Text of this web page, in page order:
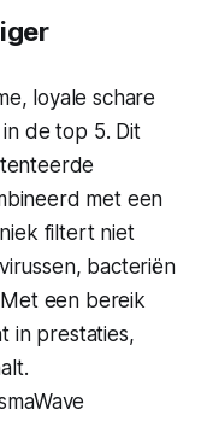
loyale schare
de top 5. Dit
met een
filtert niet
bacteriën
een bereik
in prestaties,